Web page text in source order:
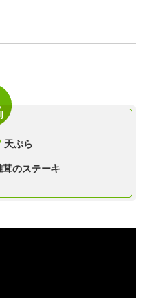
天ぷら
茸のステーキ